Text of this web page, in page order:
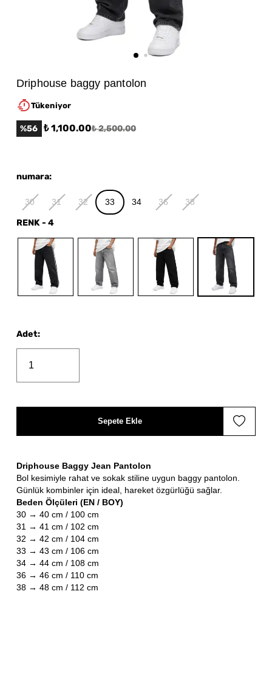
Driphouse baggy pantolon
Tükeniyor
%56 ₺ 1,100.00₺ 2,500.00
Driphouse Baggy Jean Pantolon
Bol kesimiyle rahat ve sokak stiline uygun baggy pantolon.
Günlük kombinler için ideal, hareket özgürlüğü sağlar.
Beden Ölçüleri (EN / BOY)
30 → 40 cm / 100 cm
31 → 41 cm / 102 cm
32 → 42 cm / 104 cm
33 → 43 cm / 106 cm
34 → 44 cm / 108 cm
36 → 46 cm / 110 cm
38 → 48 cm / 112 cm
numara:
30 31 32 33 34 36 38
RENK- 4
Adet:
Sepete Ekle